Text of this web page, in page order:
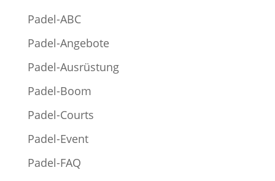
Padel-ABC
Padel-Angebote
Padel-Ausrüstung
Padel-Boom
Padel-Courts
Padel-Event
Padel-FAQ